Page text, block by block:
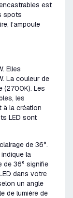
est
spots
l’ampoule
Elles
La couleur de
(2700K). Les
les
à la création
LED sont
de 36°.
la
de 36° signifie
dans votre
un angle
de lumière de